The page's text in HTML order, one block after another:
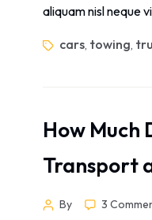
aliquam nisl neque
cars, towing,
How Much
Transport
By 3